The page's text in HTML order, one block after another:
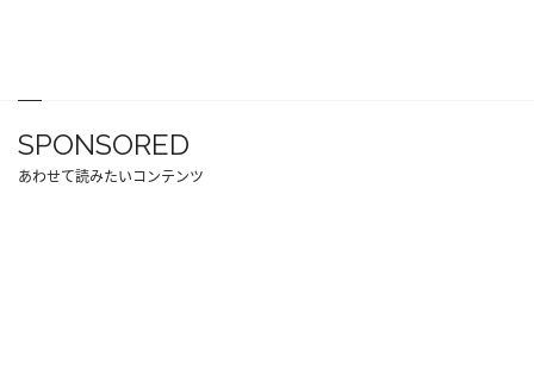
SPONSORED
あわせて読みたいコンテンツ